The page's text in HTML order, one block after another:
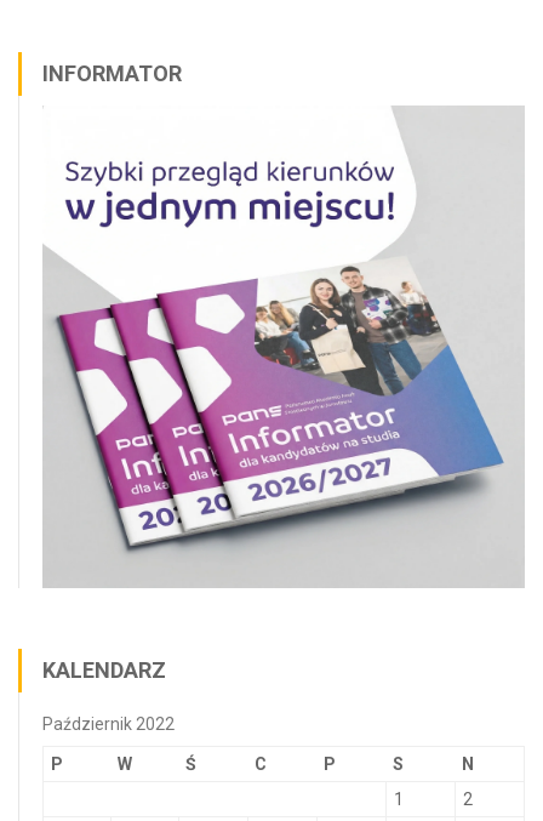
INFORMATOR
KALENDARZ
Październik 2022
P W Ś C P S
N
1
2